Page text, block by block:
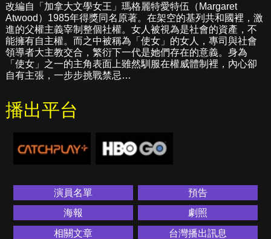
改編自「加拿大文學女王」瑪格麗特愛特伍（Margaret
Atwood）1985年得獎同名原著。在架空的基列共和國裡，激
進的父權主義宰制整個社權。女人被視為是社會的資產，不
能擁有自主權。而之中被稱為「使女」的女人，專司與社會
領導者大主教交合，繁衍下一代是她們存在的意義。身為
「使女」之一的主角表面上雖然馴服在權威體制裡，內心卻
自有主張，一步步挑戰禁忌…
播出平台
演員名單
預告
海報
劇照
相關文章
台灣播出訊息